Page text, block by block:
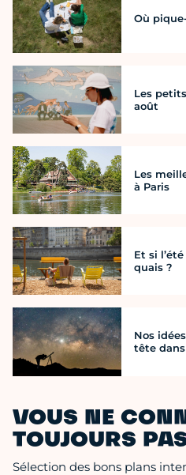
Où
Les
août
Les
à Paris
Et si
quais ?
Nos
tête
VOUS NE
TOUJOURS
Sélection des bons plans